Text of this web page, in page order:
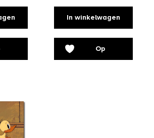
In winkelwagen
Op